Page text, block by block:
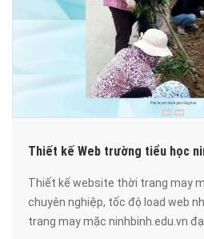
Thiết kế Web trường tiểu học
Thiết kế website thời trang may
chuyên nghiệp, tốc độ load web
trang may mặc ninhbinh.edu.vn